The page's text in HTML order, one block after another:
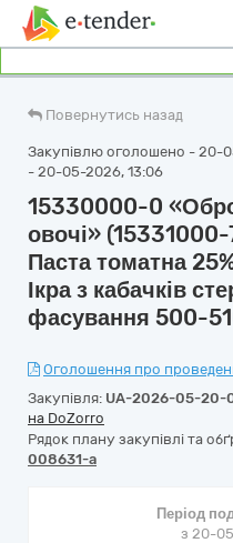
Повернутись назад
Закупівлю оголошено - 20-
- 20-05-2026, 13:06
15330000-0
овочі»
Паста томатна
Ікра з кабачків
фасування 500-
Оголошення про
Закупівля: UA-2026-05-20-
на DoZorro
Рядок плану закупівлі та
008631-a
Період
з 20-